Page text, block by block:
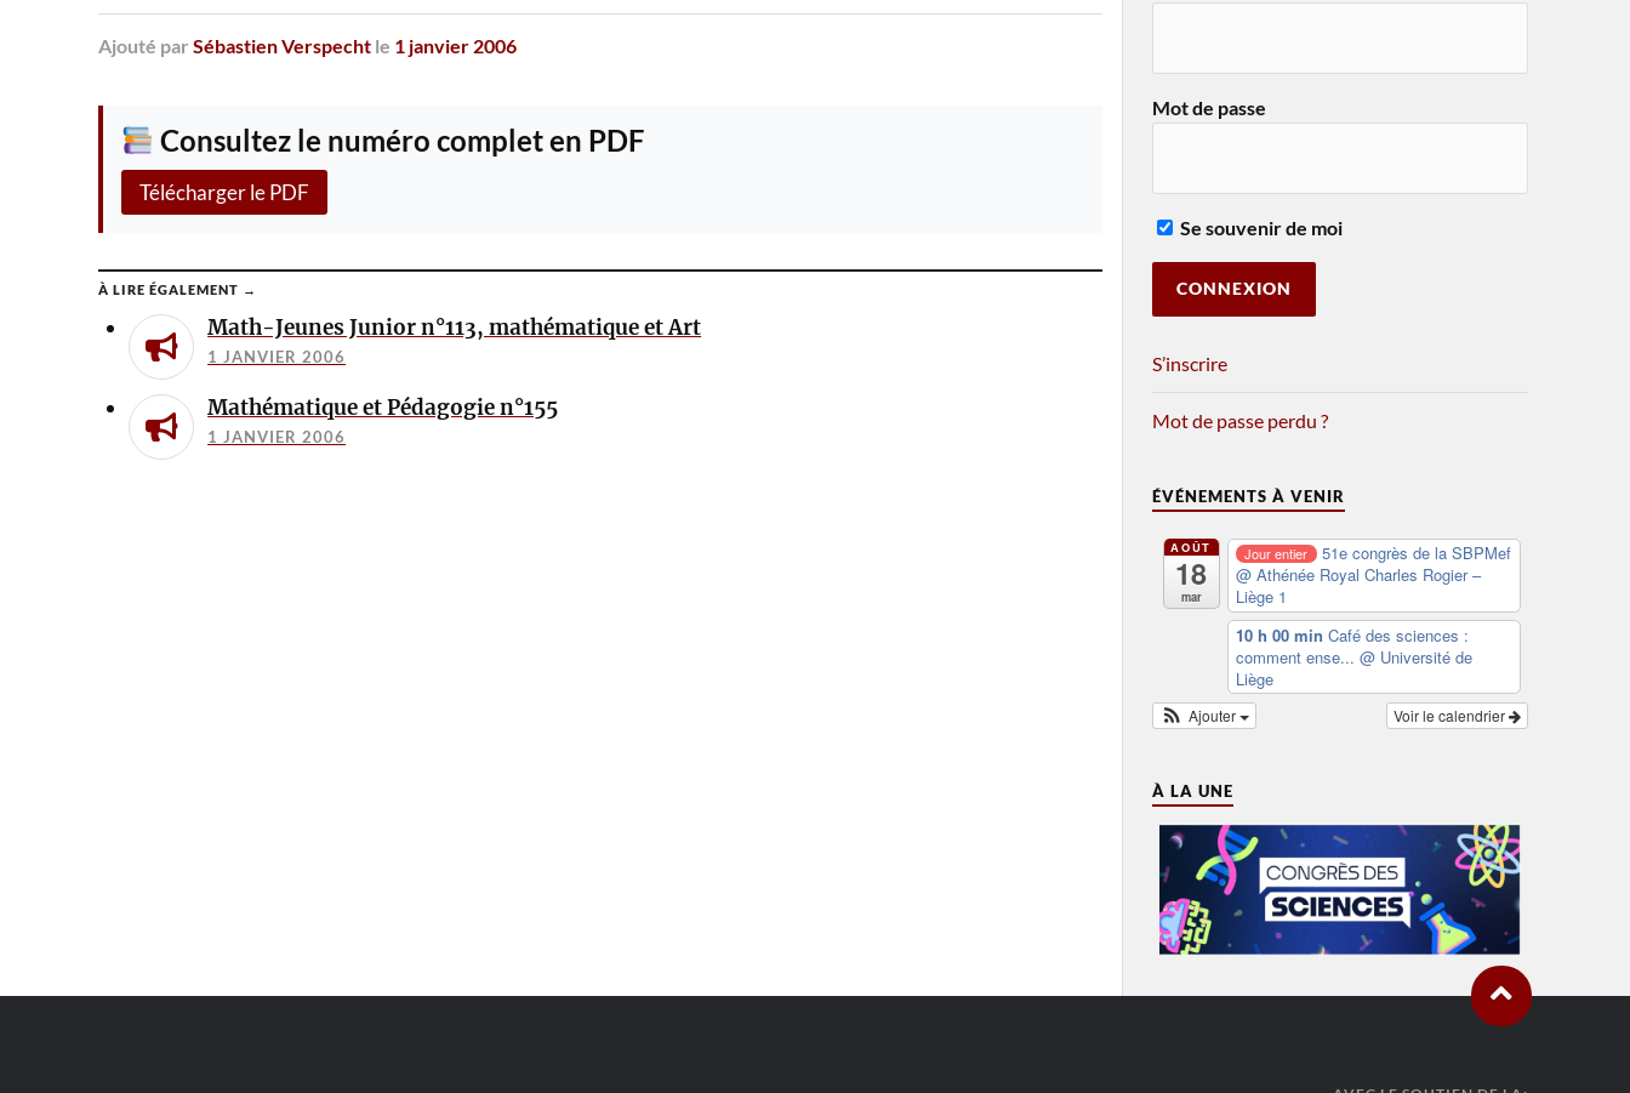
Ajouté par Sébastien Verspecht le 1 janvier 2006
Consultez le numéro complet en PDF
Télécharger le PDF
À LIRE ÉGALEMENT →
Math-Jeunes Junior n°113, mathématique et Art
1 JANVIER 2006
Mathématique et Pédagogie n°155
1 JANVIER 2006
Mot de passe
Se souvenir de moi
S’inscrire
Mot de passe perdu ?
ÉVÉNEMENTS À VENIR
AOÛT
18
mar
Jour entier
51e congrès de la SBPMef
@ Athénée Royal Charles Rogier –
Liège 1
10 h 00 min Café des sciences :
comment ense... @ Université de
Liège
Voir le calendrier
Ajouter
À LA UNE